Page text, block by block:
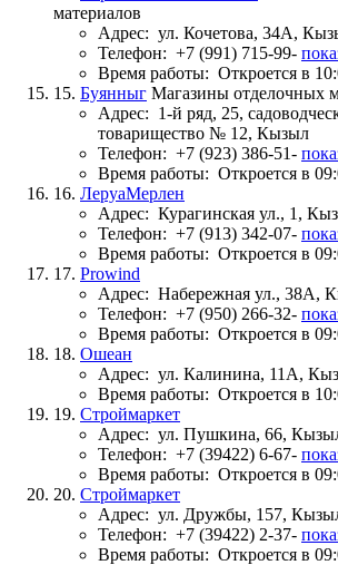
материалов
Адрес: ул. Кочетова, 34А,
Телефон: +7 (991) 715-99-
Время работы: Откроется в
15. Буянныг Магазины отделочных
Адрес: 1-й ряд, 25,
товарищество № 12, Кызыл
Телефон: +7 (923) 386-51-
Время работы: Откроется в
16. ЛеруаМерлен
Адрес: Курагинская ул., 1,
Телефон: +7 (913) 342-07-
Время работы: Откроется в
17. Prowind
Адрес: Набережная ул., 38А,
Телефон: +7 (950) 266-32-
Время работы: Откроется в
18. Ошеан
Адрес: ул. Калинина, 11А,
Время работы: Откроется в
19. Строймаркет
Адрес: ул. Пушкина, 66,
Телефон: +7 (39422) 6-67-
Время работы: Откроется в
20. Строймаркет
Адрес: ул. Дружбы, 157,
Телефон: +7 (39422) 2-37-
Время работы: Откроется в